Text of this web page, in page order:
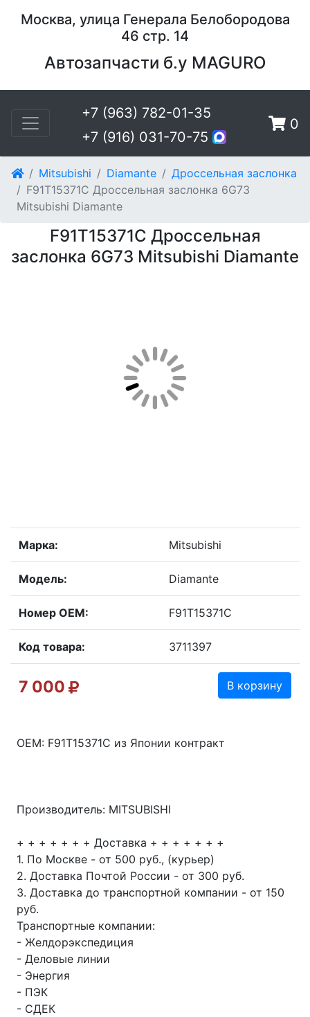
Москва, улица Генерала Белобородова
46 стр. 14
Автозапчасти б.у MAGURO
+7 (963) 782-01-35
+7 (916) 031-70-75
0
Mitsubishi Diamante
Дроссельная заслонка
F91T15371C Дроссельная заслонка 6G73
Mitsubishi Diamante
F91T15371C Дроссельная
заслонка 6G73 Mitsubishi Diamante
Марка: Mitsubishi
Модель: Diamante
Номер OEM: F91T15371C
Код товара: 3711397
7 000 В корзину
OEM: F91T15371C из Японии контракт
Производитель: MITSUBISHI
+ + + + + + + Доставка + + + + + + +
1. По Москве - от 500 руб., (курьер)
2. Доставка Почтой России - от 300 руб.
3. Доставка до транспортной компании - от 150
руб.
Транспортные компании:
- Желдорэкспедиция
- Деловые линии
- Энергия
- ПЭК
- СДЕК